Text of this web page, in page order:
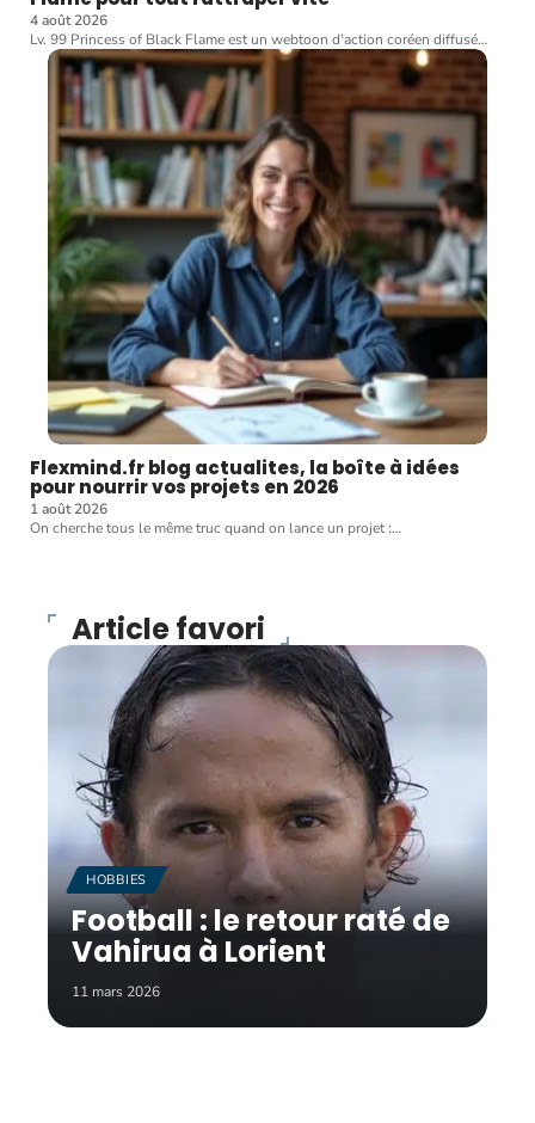
4 août 2026
Lv. 99 Princess of Black Flame est un webtoon d'action coréen diffusé…
Flexmind.fr blog actualites, la boîte à idées
pour nourrir vos projets en 2026
1 août 2026
On cherche tous le même truc quand on lance un projet :…
Article favori
HOBBIES
Football : le retour raté de
Vahirua à Lorient
11 mars 2026